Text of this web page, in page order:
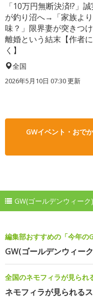
「10万円無断決済!?」
が釣り沼へ→「家族よ
味？」限界妻が突きつ
離婚という結末【作者
く】
全国
2026年5月10日 07:30 更新
GWイベント・おで
GW(ゴールデンウィー
編集部おすすめの「今年の
GW(ゴールデンウィー
全国のネモフィラが見られ
ネモフィラが見られる